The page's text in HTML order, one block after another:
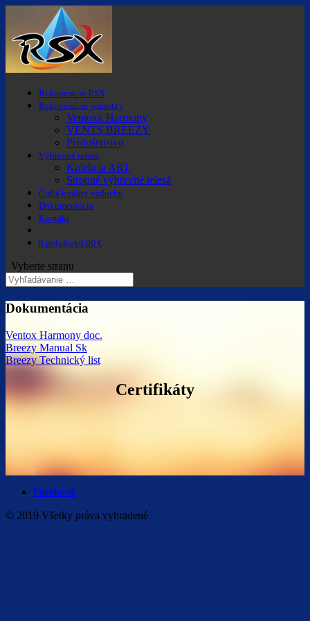
Rekuperácie RSX
Rekuperačné jednotky
Ventoxx Harmony
VENTS BREEZY
Príslušenstvo
Výhrevné telesá
Kolekcia ART
Stropné výhrevné telesá
Čidlá kvality vzduchu
Dokumentácia
Kontakt
0 položiek0.00 €
Vyberte stranu
Dokumentácia
Ventox Harmony doc.
Breezy Manual Sk
Breezy Technický list
Certifikáty
Facebook
© 2019 Všetky práva vyhradené